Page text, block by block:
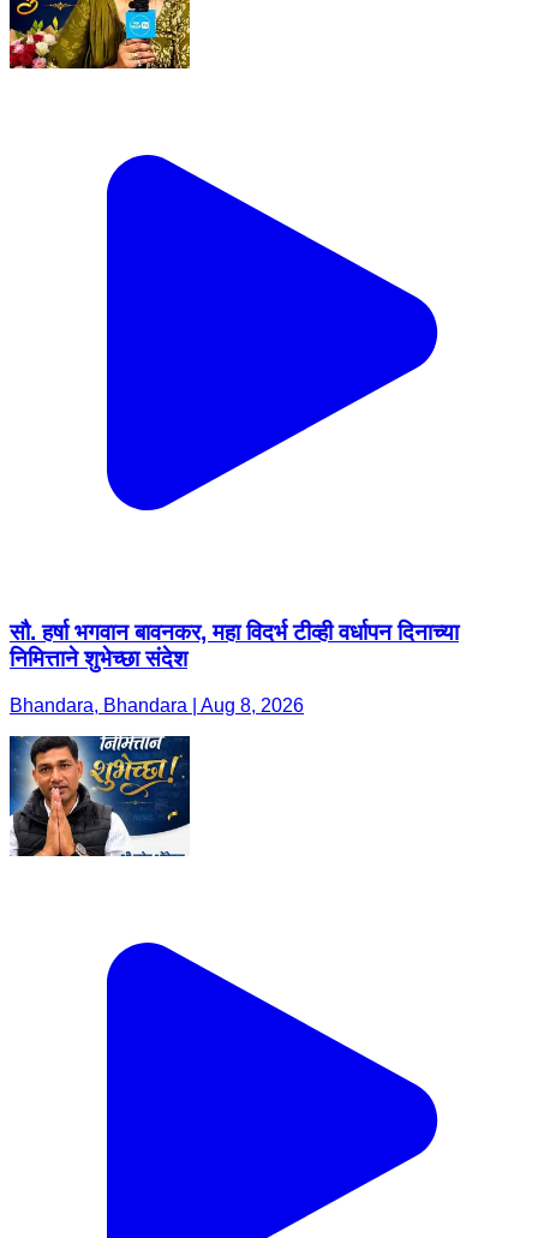
सौ. हर्षा भगवान बावनकर, महा विदर्भ टीव्ही वर्धापन दिनाच्या
निमित्ताने शुभेच्छा संदेश
Bhandara, Bhandara | Aug 8, 2026